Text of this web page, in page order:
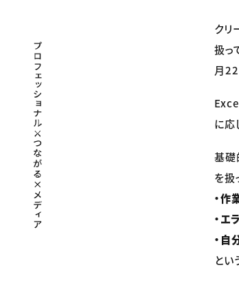
プロフェッショナル×つながる×メディ
クリ
扱っ
月
に応
基礎
を扱
・作
・エ
・自
とい